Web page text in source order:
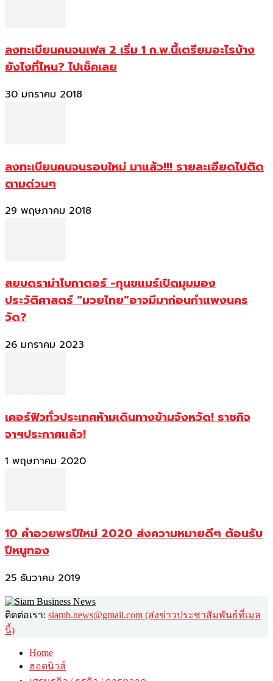
ลงทะเบียนคนจนเฟส 2 เริ่ม 1 ก.พ.นี้เตรียมอะไรบ้าง
ยังไงที่ไหน? ไปเช็คเลย
30 มกราคม 2018
ลงทะเบียนคนจนรอบใหม่ มาแล้ว!!! รายละเอียดไปติด
ตามด่วนๆ
29 พฤษภาคม 2018
สยบดราม่าโบกาตอร์ -กุนขแมร์เปิดมุมมอง
ประวัติศาสตร์ “มวยไทย”อาจมีมาก่อนกำแพงนคร
วัด?
26 มกราคม 2023
เคอร์ฟิวทั่วประเทศห้ามเดินทางข้ามจังหวัด! ราชกิจ
จาฯประกาศแล้ว!
1 พฤษภาคม 2020
10 คำอวยพรปีใหม่ 2020 ส่งความหมายดีๆ ต้อนรับ
ปีหนูทอง
25 ธันวาคม 2019
ติดต่อเรา: siamb.news@gmail.com (ส่งข่าวประชาสัมพันธ์ที่เมล
นี้)
Home
ฮอตนิวส์